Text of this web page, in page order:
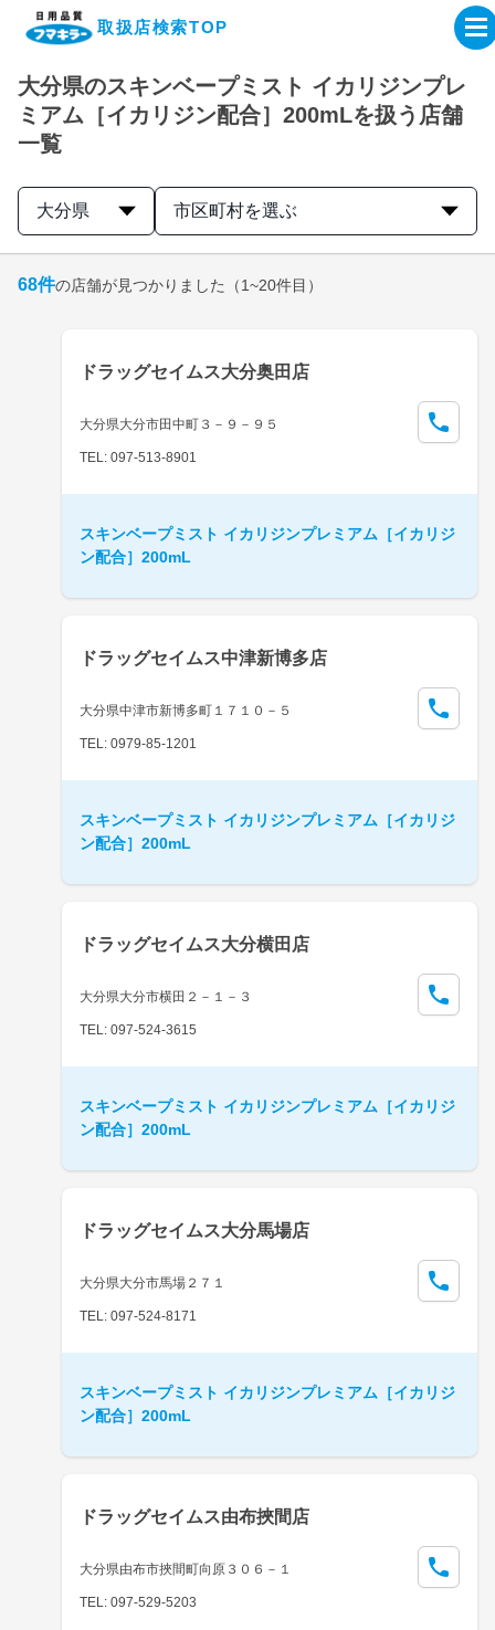
取扱店検索TOP
企業・IR情報サイト
オンラインショップ
製品検索はこちら
大分県のスキンベープミスト イカリジンプレ
ミアム［イカリジン配合］200mLを扱う店舗
一覧
大分県 市区町村を選ぶ
68件の店舗が見つかりました （1~20件目）
ドラッグセイムス大分奥田店
大分県大分市田中町３－９－９５
TEL: 097-513-8901
スキンベープミスト イカリジンプレミアム［イカリジ
ン配合］200mL
ドラッグセイムス中津新博多店
大分県中津市新博多町１７１０－５
TEL: 0979-85-1201
スキンベープミスト イカリジンプレミアム［イカリジ
ン配合］200mL
ドラッグセイムス大分横田店
大分県大分市横田２－１－３
TEL: 097-524-3615
スキンベープミスト イカリジンプレミアム［イカリジ
ン配合］200mL
ドラッグセイムス大分馬場店
大分県大分市馬場２７１
TEL: 097-524-8171
スキンベープミスト イカリジンプレミアム［イカリジ
ン配合］200mL
ドラッグセイムス由布挾間店
大分県由布市挾間町向原３０６－１
TEL: 097-529-5203